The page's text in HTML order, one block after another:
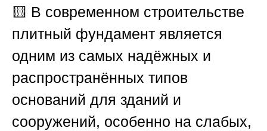
🟨 В современном строительстве
плитный фундамент является
одним из самых надёжных и
распространённых типов
оснований для зданий и
сооружений, особенно на слабых,